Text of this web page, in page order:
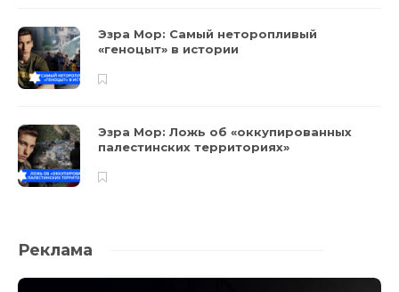
Эзра Мор: Самый неторопливый
«геноцыт» в истории
Эзра Мор: Ложь об «оккупированных
палестинских территориях»
Реклама